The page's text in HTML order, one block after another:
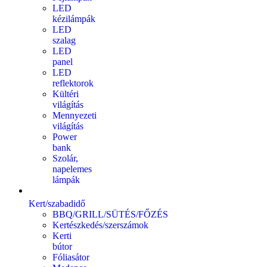
LED
kézilámpák
LED
szalag
LED
panel
LED
reflektorok
Kültéri
világítás
Mennyezeti
világítás
Power
bank
Szolár,
napelemes
lámpák
Kert/szabadidő
BBQ/GRILL/SÜTÉS/FŐZÉS
Kertészkedés/szerszámok
Kerti
bútor
Fóliasátor